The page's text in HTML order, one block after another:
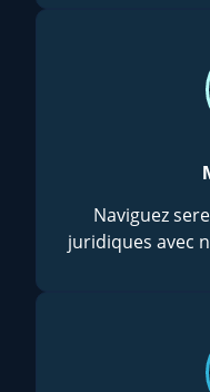
Naviguez
juridiques avec